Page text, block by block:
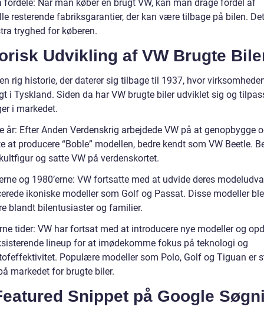
fordele: Når man køber en brugt VW, kan man drage fordel af
resterende fabriksgarantier, der kan være tilbage på bilen.
tryghed for køberen.
Udvikling af VW Brugte
rig historie, der daterer sig tilbage til 1937, hvor
i Tyskland. Siden da har VW brugte biler udviklet sig og
i markedet.
år: Efter Anden Verdenskrig arbejdede VW på at genopbygge
at producere “Boble” modellen, bedre kendt som VW Beetle.
og satte VW på verdenskortet.
og 1980’erne: VW fortsatte med at udvide deres
ikoniske modeller som Golf og Passat. Disse modeller
blandt bilentusiaster og familier.
tider: VW har fortsat med at introducere nye modeller og
lineup for at imødekomme fokus på teknologi og
Populære modeller som Polo, Golf og Tiguan er
markedet for brugte biler.
Snippet på Google